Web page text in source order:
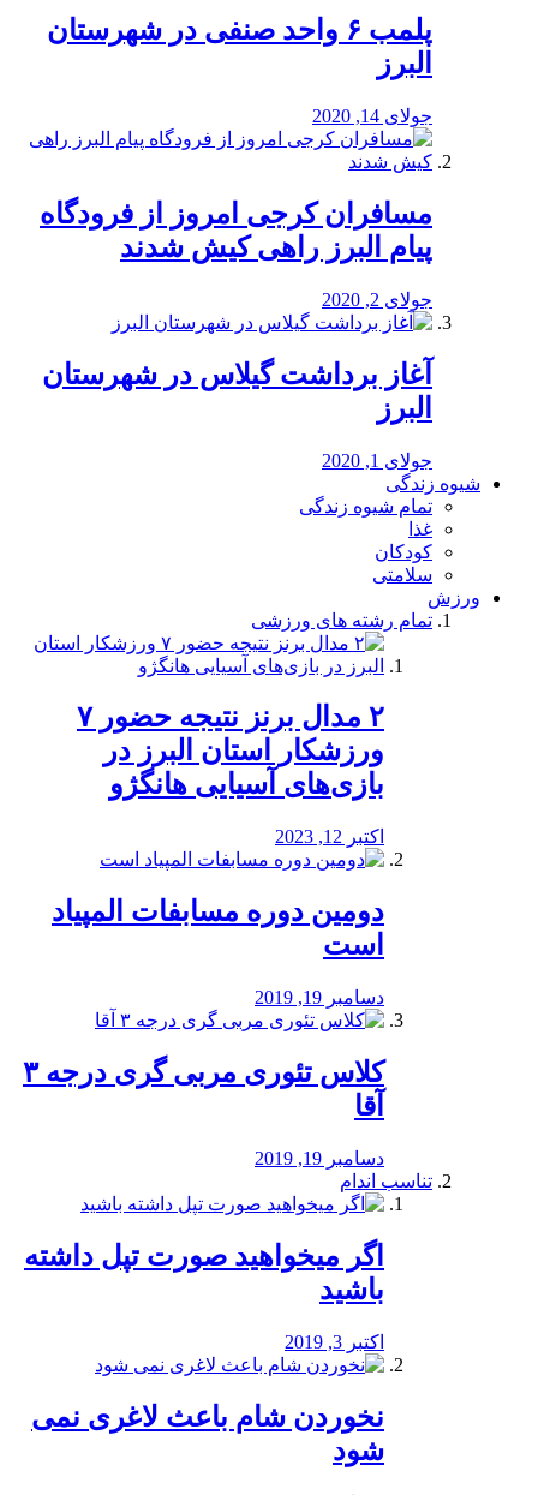
پلمب ۶ واحد صنفی در شهرستان
البرز
جولای 14, 2020
مسافران کرجی امروز از فرودگاه
پیام البرز راهی کیش شدند
جولای 2, 2020
آغاز برداشت گیلاس در شهرستان
البرز
جولای 1, 2020
شیوه زندگی
تمام شیوه زندگی
غذا
کودکان
سلامتی
ورزش
تمام رشته های ورزشی
۲ مدال برنز نتیجه حضور ۷
ورزشکار استان البرز در
بازی‌های آسیایی هانگژو
اکتبر 12, 2023
دومین دوره مسابفات المپیاد
است
دسامبر 19, 2019
کلاس تئوری مربی گری درجه ۳
آقا
دسامبر 19, 2019
تناسب اندام
اگر میخواهید صورت تپل داشته
باشید
اکتبر 3, 2019
نخوردن شام باعث لاغری نمی
‌شود